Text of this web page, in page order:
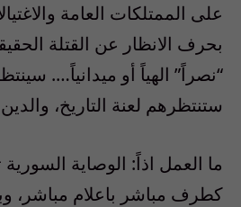
على الممتلكات العامة
بحرف الانظار عن القتلة
“نصراً” الهياً أو ميدانياً….
ستنتظرهم لعنة التاريخ،
ما العمل اذاً: الوصاية
كطرف مباشر باعلام مباشر،